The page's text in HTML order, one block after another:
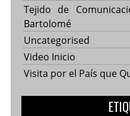
Tejido de
Bartolomé
Uncategorised
Video Inicio
Visita por el País que